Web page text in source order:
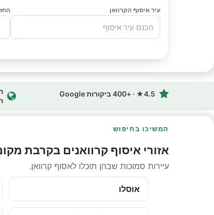
עיר איסוף הקרוואן
4.5★ · +400 ביקורות Google
המשיכו בחיפוש
אזורי איסוף קרוואנים בקרבת
עיירות סמוכות שבהן תוכלו לאסוף קרוואן.
אוסלו